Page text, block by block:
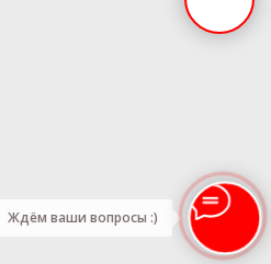
Ждём ваши вопросы :)